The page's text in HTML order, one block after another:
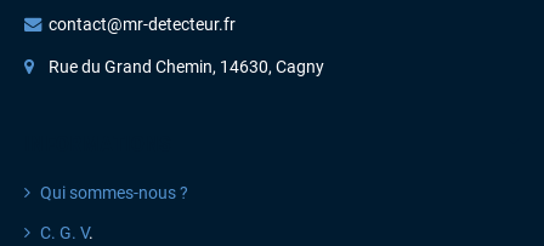
contact@mr-detecteur.fr
Rue du Grand Chemin, 14630, Cagny
Qui sommes-nous ?
C. G. V.